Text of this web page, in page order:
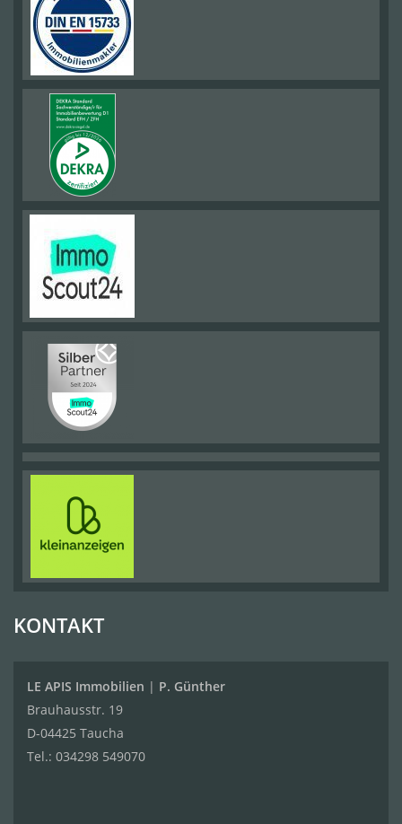
KONTAKT
LE APIS Immobilien | P. Günther
Brauhausstr. 19
D-04425 Taucha
Tel.: 034298 549070